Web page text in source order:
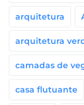
arquitetura
arquitetura
camadas de
casa flutuante